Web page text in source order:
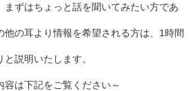
まずはちょっと話を聞いてみたい方であ
他の耳より情報を希望される方は、1時間
説明いたします。
容は下記をご覧ください～